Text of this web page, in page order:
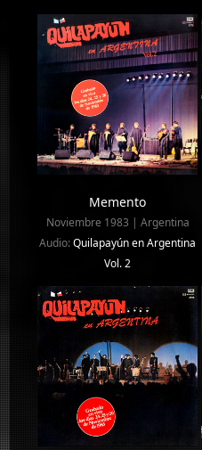
Memento
Noviembre 1983 | Argentina
Audio:Quilapayún en Argentina
Vol. 2